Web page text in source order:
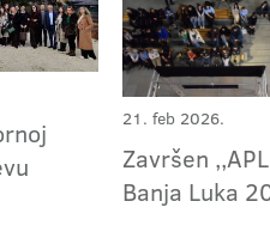
21. feb 2026.
Završen
Banja Luka